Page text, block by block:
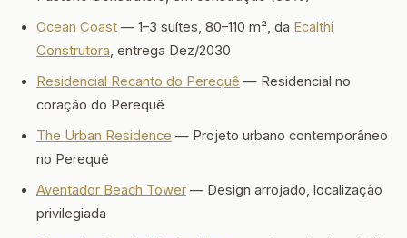
Ocean Coast — 1–3 suítes, 80–110 m², da Ecalthi
Construtora, entrega Dez/2030
Residencial Recanto do Perequê — Residencial no
coração do Perequê
The Urban Residence — Projeto urbano contemporâneo
no Perequê
Aventador Beach Tower — Design arrojado, localização
privilegiada